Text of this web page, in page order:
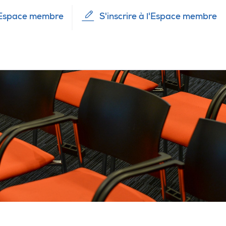
membre S'inscrire à l'Espace membre